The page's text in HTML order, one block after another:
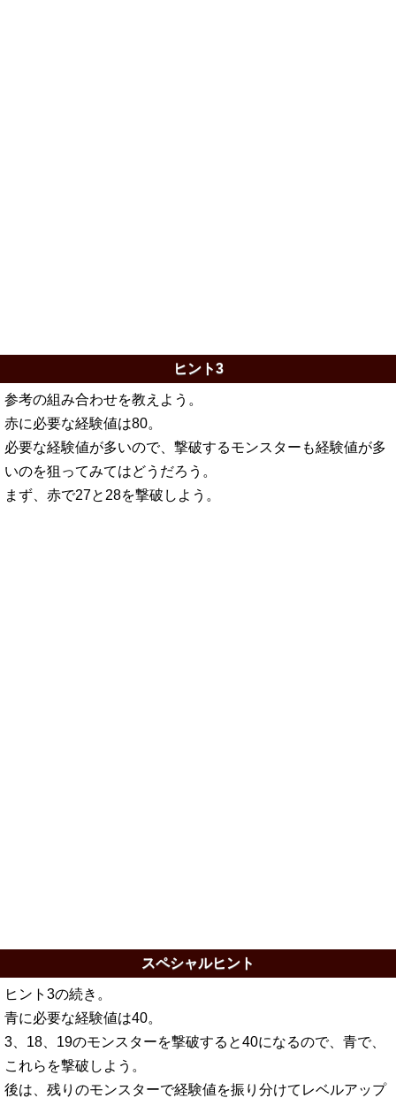
ヒント3
参考の組み合わせを教えよう。
赤に必要な経験値は80。
必要な経験値が多いので、撃破するモンスターも経験値が多
いのを狙ってみてはどうだろう。
まず、赤で27と28を撃破しよう。
スペシャルヒント
ヒント3の続き。
青に必要な経験値は40。
3、18、19のモンスターを撃破すると40になるので、青で、
これらを撃破しよう。
後は、残りのモンスターで経験値を振り分けてレベルアップ